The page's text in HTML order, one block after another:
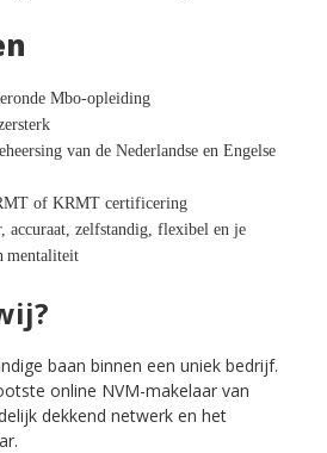
Mbo-opleiding
van de Nederlandse en Engelse
of KRMT certificering
accuraat, zelfstandig, flexibel en je
mentaliteit
baan binnen een uniek bedrijf.
online NVM-makelaar van
dekkend netwerk en het